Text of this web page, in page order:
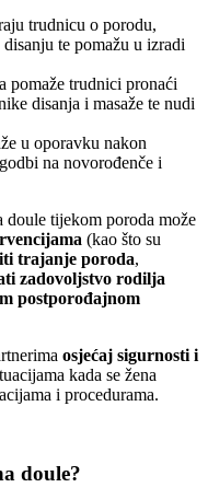
trudnicu o porodu,
te pomažu u izradi
pomaže trudnici pronaći
disanja i masaže te nudi
u oporavku nakon
na novorođenče i
doule tijekom poroda može
(kao što su
trajanje poroda,
zadovoljstvo rodilja
postporođajnom
osjećaj sigurnosti i
kada se žena
i procedurama.
doule?